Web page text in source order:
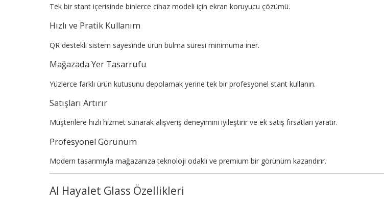
Tek bir stant içerisinde binlerce cihaz modeli için ekran koruyucu çözümü.
Hızlı ve Pratik Kullanım
QR destekli sistem sayesinde ürün bulma süresi minimuma iner.
Mağazada Yer Tasarrufu
Yüzlerce farklı ürün kutusunu depolamak yerine tek bir profesyonel stant kullanın.
Satışları Artırır
Müşterilere hızlı hizmet sunarak alışveriş deneyimini iyileştirir ve ek satış fırsatları yaratır.
Profesyonel Görünüm
Modern tasarımıyla mağazanıza teknoloji odaklı ve premium bir görünüm kazandırır.
AI Hayalet Glass Özellikleri